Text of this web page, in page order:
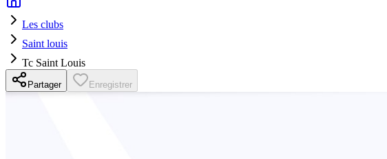
Les clubs
Saint louis
Tc Saint Louis
Partager Enregistrer